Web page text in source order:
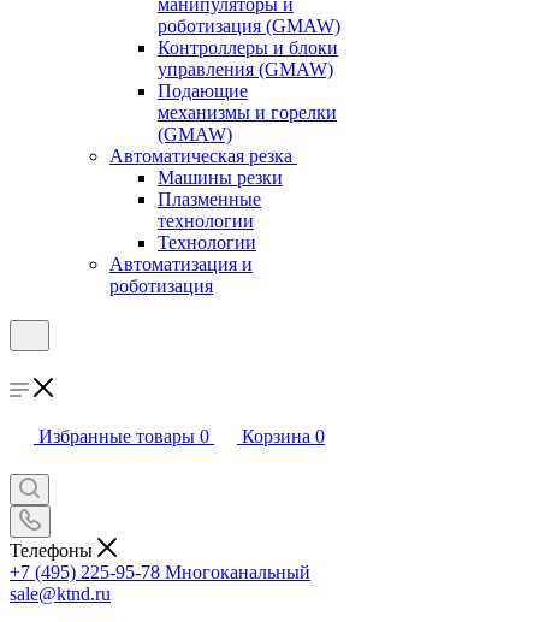
манипуляторы и
роботизация (GMAW)
Контроллеры и блоки
управления (GMAW)
Подающие
механизмы и горелки
(GMAW)
Автоматическая резка
Машины резки
Плазменные
технологии
Технологии
Автоматизация и
роботизация
Избранные товары 0 Корзина 0
Телефоны
+7 (495) 225-95-78 Многоканальный
sale@ktnd.ru